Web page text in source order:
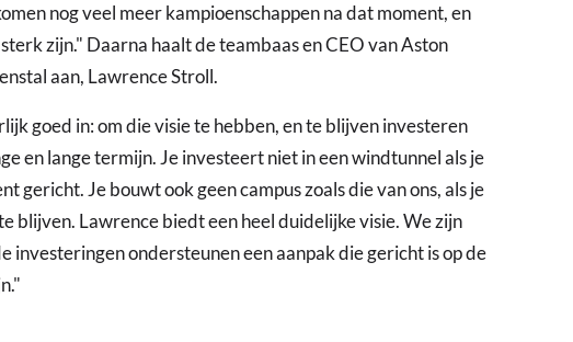
nog veel meer kampioenschappen na dat moment, en
zijn." Daarna haalt de teambaas en CEO van Aston
aan, Lawrence Stroll.
goed in: om die visie te hebben, en te blijven investeren
en lange termijn. Je investeert niet in een windtunnel als je
gericht. Je bouwt ook geen campus zoals die van ons, als je
blijven. Lawrence biedt een heel duidelijke visie. We zijn
investeringen ondersteunen een aanpak die gericht is op de